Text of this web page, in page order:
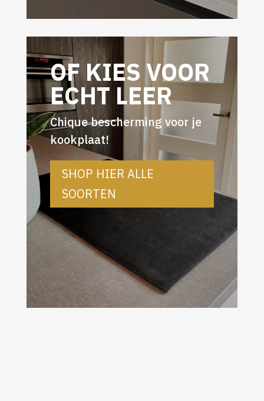
OF KIES VOOR
ECHT LEER
Chique bescherming voor je
kookplaat!
SHOP HIER ALLE
SOORTEN